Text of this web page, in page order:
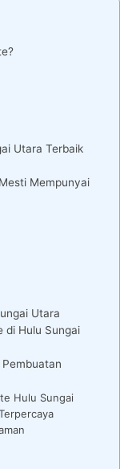
Utara Terbaik
Mempunyai
Utara
di Hulu Sungai
Hulu Sungai